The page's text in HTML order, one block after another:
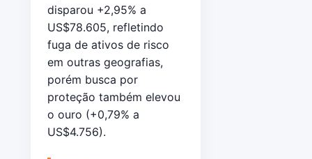
disparou +2,95% a
US$78.605, refletindo
fuga de ativos de risco
em outras geografias,
porém busca por
proteção também elevou
o ouro (+0,79% a
US$4.756).